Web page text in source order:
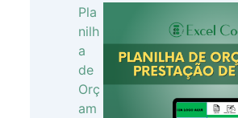
Pla
nilh
a
de
Orç
am